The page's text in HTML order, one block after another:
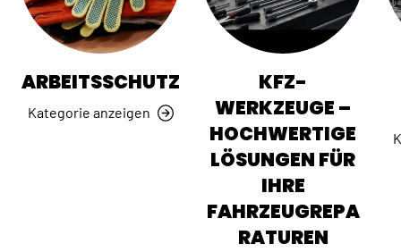
ARBEITSSCHUTZ
Kategorie anzeigen
KFZ-
WERKZEUGE –
HOCHWERTIGE
LÖSUNGEN FÜR
IHRE
FAHRZEUGREPA
RATUREN